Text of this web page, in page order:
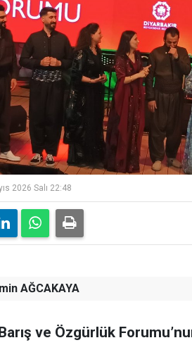
2026 Salı 22:48
AĞCAKAYA
ve Özgürlük